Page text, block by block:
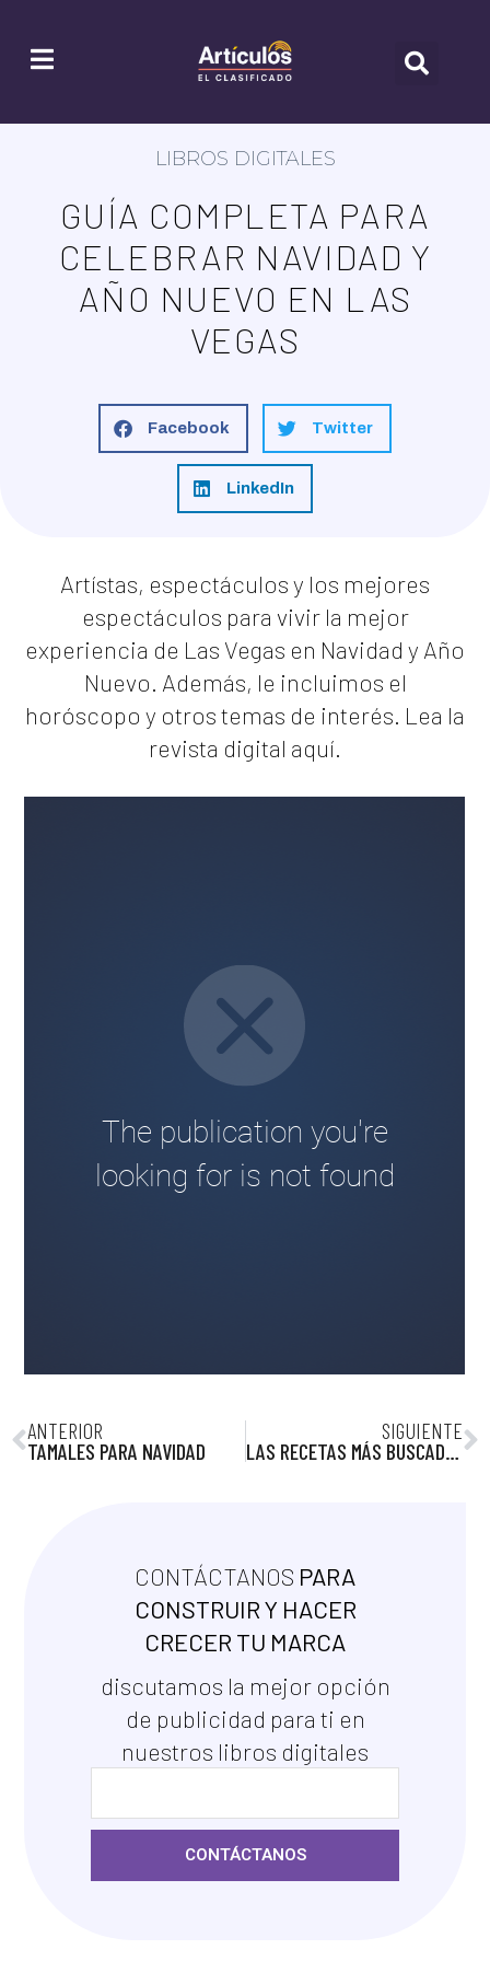
LIBROS DIGITALES
GUÍA COMPLETA PARA
CELEBRAR NAVIDAD Y
AÑO NUEVO EN LAS
VEGAS
Facebook Twitter
LinkedIn
Artístas, espectáculos y los mejores
espectáculos para vivir la mejor
experiencia de Las Vegas en Navidad y Año
Nuevo. Además, le incluimos el
horóscopo y otros temas de interés. Lea la
revista digital aquí
ANTERIOR
TAMALES PARA NAVIDAD
SIGUIENTE
LAS RECETAS MÁS BUSCADAS DE 2021
CONTÁCTANOS PARA
CONSTRUIR Y HACER
CRECER TU MARCA
discutamos la mejor opción
de publicidad para ti en
nuestros libros digitales
CONTÁCTANOS